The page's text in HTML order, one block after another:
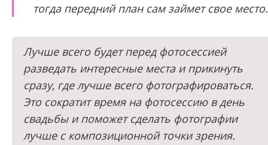
тогда передний план сам займет свое
Лучше всего будет перед фотосессией
разведать интересные места и прикинуть
сразу, где лучше всего фотографироваться.
Это сократит время на фотосессию в день
свадьбы и поможет сделать фотографии
лучше с композиционной точки зрения.